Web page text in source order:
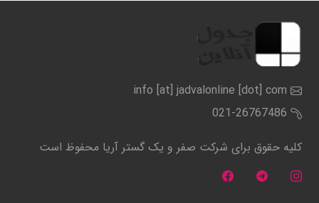
info [at] jadvalonline [dot] com
021-26767486
کلیه حقوق برای شرکت صفر و یک گستر آریا محفوظ است